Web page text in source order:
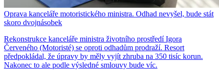
Oprava kanceláře motoristického ministra. Odhad nevyšel, bude stát
skoro dvojnásobek
Rekonstrukce kanceláře ministra životního prostředí Igora
Červeného (Motoristé) se oproti odhadům prodraží. Resort
předpokládal, že úpravy by měly vyjít zhruba na 350 tisíc korun.
Nakonec to ale podle výsledné smlouvy bude víc.